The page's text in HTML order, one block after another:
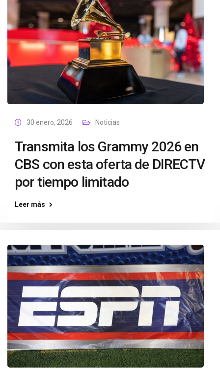
30 enero, 2026 Noticias
Transmita los Grammy 2026 en
CBS con esta oferta de DIRECTV
por tiempo limitado
Leer más